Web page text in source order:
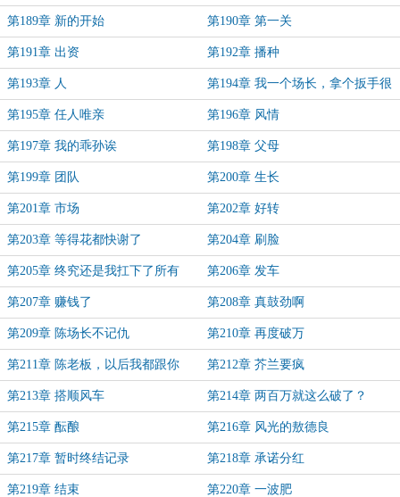
第189章 新的开始 第190章 第一关
第191章 出资 第192章 播种
第193章 人 第194章 我一个场长，拿个扳手很
合理吧？
第195章 任人唯亲 第196章 风情
第197章 我的乖孙诶 第198章 父母
第199章 团队 第200章 生长
第201章 市场 第202章 好转
第203章 等得花都快谢了 第204章 刷脸
第205章 终究还是我扛下了所有 第206章 发车
第207章 赚钱了 第208章 真鼓劲啊
第209章 陈场长不记仇 第210章 再度破万
第211章 陈老板，以后我都跟你 第212章 芥兰要疯
第213章 搭顺风车 第214章 两百万就这么破了？
第215章 酝酿 第216章 风光的敖德良
第217章 暂时终结记录 第218章 承诺分红
第219章 结束 第220章 一波肥